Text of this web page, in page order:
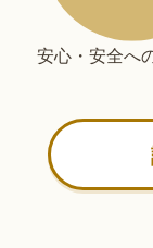
安心・安全へ